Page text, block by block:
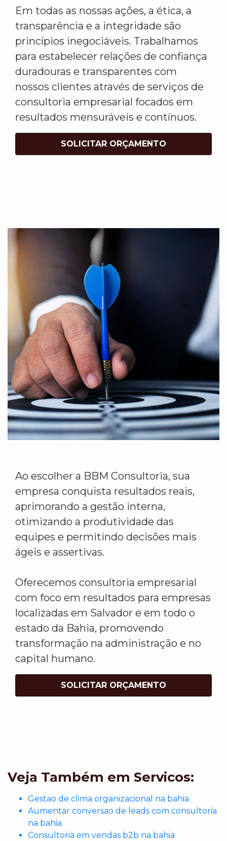
Em todas as nossas ações, a ética, a
transparência e a integridade são
princípios inegociáveis. Trabalhamos
para estabelecer relações de confiança
duradouras e transparentes com
nossos clientes através de serviços de
consultoria empresarial focados em
resultados mensuráveis e contínuos.
SOLICITAR ORÇAMENTO
Ao escolher a BBM Consultoria, sua
empresa conquista resultados reais,
aprimorando a gestão interna,
otimizando a produtividade das
equipes e permitindo decisões mais
ágeis e assertivas.
Oferecemos consultoria empresarial
com foco em resultados para empresas
localizadas em Salvador e em todo o
estado da Bahia, promovendo
transformação na administração e no
capital humano.
SOLICITAR ORÇAMENTO
Veja Também em Servicos:
Gestao de clima organizacional na bahia
Aumentar conversao de leads com consultoria
na bahia
Consultoria em vendas b2b na bahia